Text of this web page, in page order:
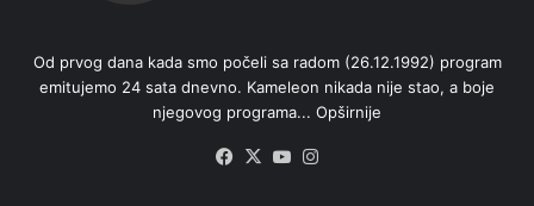
Od prvog dana kada smo počeli sa radom (26.12.1992) program
emitujemo 24 sata dnevno. Kameleon nikada nije stao, a boje
njegovog programa... Opširnije
Facebook
X YouTube